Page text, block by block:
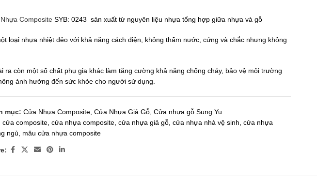
Composite SYB: 0243 sản xuất từ nguyên liệu nhựa tổng hợp giữa nhựa và gỗ
loại nhựa nhiệt dẻo với khả năng cách điện, không thấm nước, cứng và chắc nhưng không
ra còn một số chất phụ gia khác làm tăng cường khả năng chống cháy, bảo vệ môi trường
ảnh hưởng đến sức khỏe cho người sử dụng.
mục: Cửa Nhựa Composite Cửa Nhựa Giả Gỗ Cửa nhựa gỗ Sung Yu
cửa composite cửa nhựa composite cửa nhựa giả gỗ cửa nhựa nhà vệ sinh cửa nhựa
ngủ
mâu cửa nhựa composite